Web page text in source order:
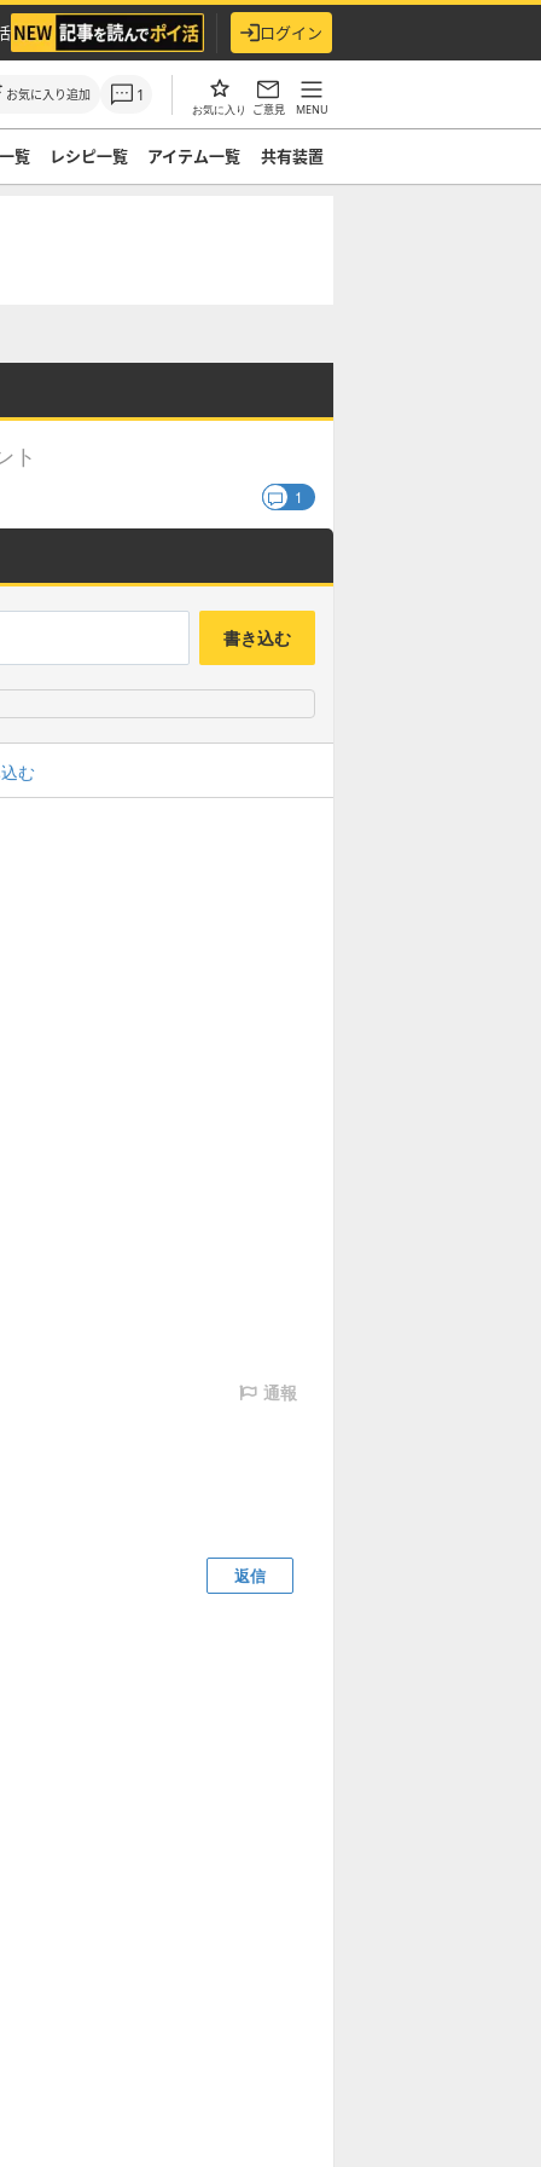
ログイン
お気に入り追加 1
お気に入り ご意見 MENU
覧 レシピ一覧 アイテム一覧 共有装置
ト
1
書き込む
む
通報
返信